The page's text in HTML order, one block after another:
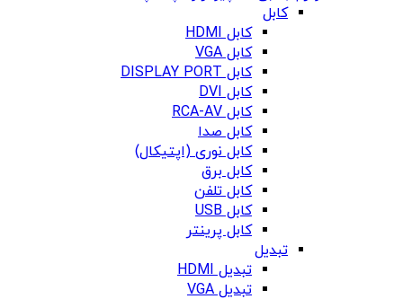
کابل
کابل HDMI
کابل VGA
کابل DISPLAY PORT
کابل DVI
کابل RCA-AV
کابل صدا
کابل نوری (اپتیکال)
کابل برق
کابل تلفن
کابل USB
کابل پرینتر
تبدیل
تبدیل HDMI
تبدیل VGA